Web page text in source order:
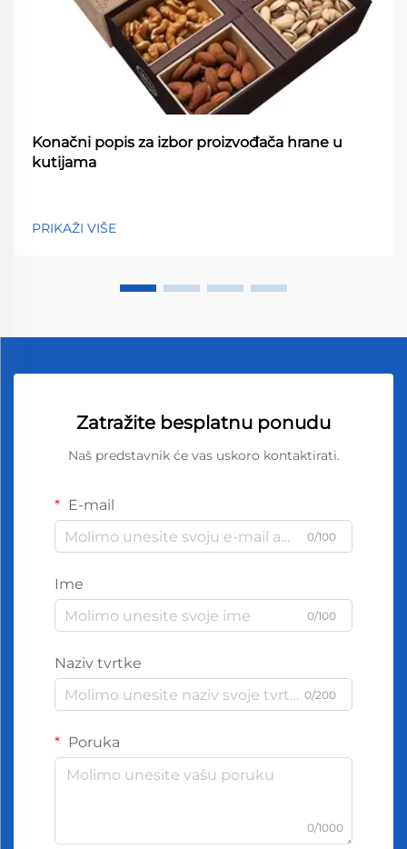
Konačni popis za izbor proizvođača hrane u
kutijama
PRIKAŽI VIŠE
Zatražite besplatnu ponudu
Naš predstavnik će vas uskoro kontaktirati.
E-mail
0/100
Ime
0/100
Naziv tvrtke
0/200
Poruka
0/1000